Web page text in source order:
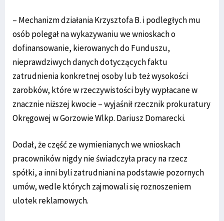
– Mechanizm działania Krzysztofa B. i podległych mu
osób polegał na wykazywaniu we wnioskach o
dofinansowanie, kierowanych do Funduszu,
nieprawdziwych danych dotyczących faktu
zatrudnienia konkretnej osoby lub też wysokości
zarobków, które w rzeczywistości były wypłacane w
znacznie niższej kwocie – wyjaśnił rzecznik prokuratury
Okręgowej w Gorzowie Wlkp. Dariusz Domarecki.
Dodał, że część ze wymienianych we wnioskach
pracowników nigdy nie świadczyła pracy na rzecz
spółki, a inni byli zatrudniani na podstawie pozornych
umów, wedle których zajmowali się roznoszeniem
ulotek reklamowych.